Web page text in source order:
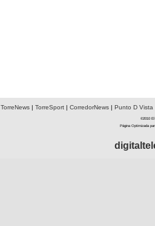
TorreNews| TorreSport| CorredorNews| Punto D Vista
©2010 El
Página Optimizada